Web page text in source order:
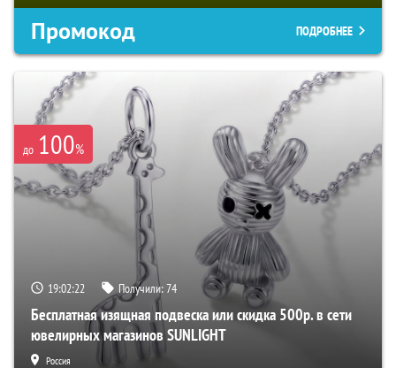
Промокод ПОДРОБНЕЕ
до 100%
19:02:21 Получили:74
Бесплатная изящная подвеска или скидка 500р. в сети
ювелирных магазинов SUNLIGHT
Россия